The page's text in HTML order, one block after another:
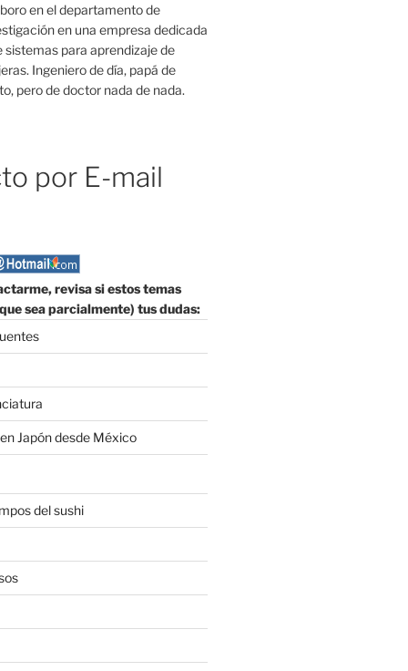
en el departamento de
en una empresa dedicada
sistemas para aprendizaje de
Ingeniero de día, papá de
pero de doctor nada de nada.
por E-mail
revisa si estos temas
sea parcialmente) tus dudas:
Japón desde México
del sushi